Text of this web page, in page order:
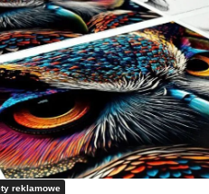
reklamowe